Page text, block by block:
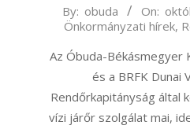
2021-
10-
04
By: obuda On:
Önkormányzati hírek,
Az Óbuda-
és a BRFK Dunai
Rendőrkapitányság által
vízi járőr szolgálat mai,